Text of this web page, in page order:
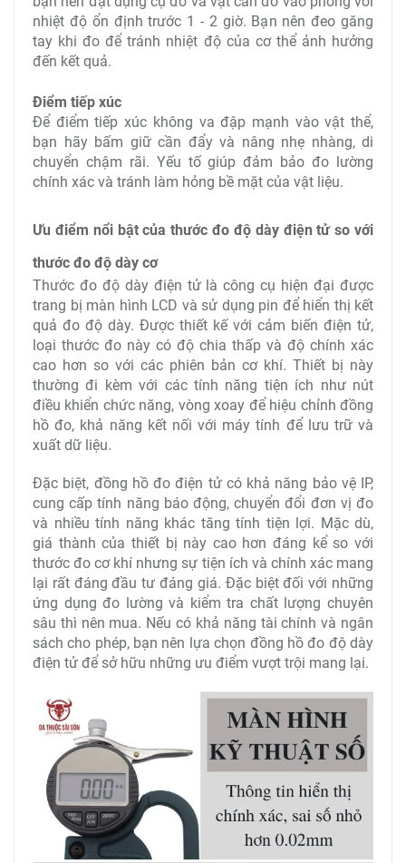
nhiệt độ ổn định trước 1 - 2 giờ. Bạn nên đeo găng
tay khi đo để tránh nhiệt độ của cơ thể ảnh hưởng
đến kết quả.
Điểm tiếp xúc
Để điểm tiếp xúc không va đập mạnh vào vật thể,
bạn hãy bấm giữ cần đẩy và nâng nhẹ nhàng, di
chuyển chậm rãi. Yếu tố giúp đảm bảo đo lường
chính xác và tránh làm hỏng bề mặt của vật liệu.
Ưu điểm nổi bật của thước đo độ dày điện tử so với
thước đo độ dày cơ
Thước đo độ dày điện tử là công cụ hiện đại được
trang bị màn hình LCD và sử dụng pin để hiển thị kết
quả đo độ dày. Được thiết kế với cảm biến điện tử,
loại thước đo này có độ chia thấp và độ chính xác
cao hơn so với các phiên bản cơ khí. Thiết bị này
thường đi kèm với các tính năng tiện ích như nút
điều khiển chức năng, vòng xoay để hiệu chỉnh đồng
hồ đo, khả năng kết nối với máy tính để lưu trữ và
xuất dữ liệu.
Đặc biệt, đồng hồ đo điện tử có khả năng bảo vệ IP,
cung cấp tính năng báo động, chuyển đổi đơn vị đo
và nhiều tính năng khác tăng tính tiện lợi. Mặc dù,
giá thành của thiết bị này cao hơn đáng kể so với
thước đo cơ khí nhưng sự tiện ích và chính xác mang
lại rất đáng đầu tư đáng giá. Đặc biệt đối với những
ứng dụng đo lường và kiểm tra chất lượng chuyên
sâu thì nên mua. Nếu có khả năng tài chính và ngân
sách cho phép, bạn nên lựa chọn đồng hồ đo độ dày
điện tử để sở hữu những ưu điểm vượt trội mang lại.